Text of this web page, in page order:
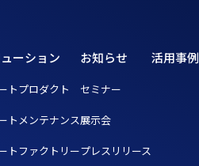
ーション
トプロダクト
トメンテナンス
トファクトリー
お知らせ
セミナー
展示会
プレスリリース
活用事例